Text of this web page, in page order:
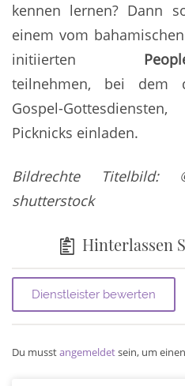
kennen lernen? Dann
einem vom
initiierten
teilnehmen, bei dem
Gospel-
Picknicks einladen.
Bildrechte
shutterstock
Hinterlassen
Du musstangemeldetsein, um